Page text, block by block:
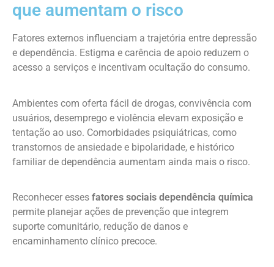
que aumentam o risco
Fatores externos influenciam a trajetória entre depressão
e dependência. Estigma e carência de apoio reduzem o
acesso a serviços e incentivam ocultação do consumo.
Ambientes com oferta fácil de drogas, convivência com
usuários, desemprego e violência elevam exposição e
tentação ao uso. Comorbidades psiquiátricas, como
transtornos de ansiedade e bipolaridade, e histórico
familiar de dependência aumentam ainda mais o risco.
Reconhecer esses fatores sociais dependência química
permite planejar ações de prevenção que integrem
suporte comunitário, redução de danos e
encaminhamento clínico precoce.